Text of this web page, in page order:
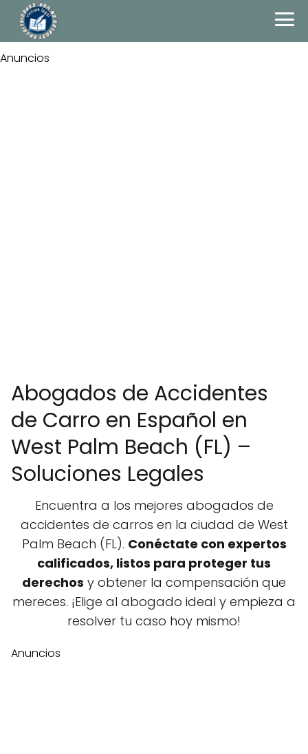
Anuncios
Abogados de Accidentes
de Carro en Español en
West Palm Beach (FL) –
Soluciones Legales
Encuentra a los mejores abogados de
accidentes de carros en la ciudad de West
Palm Beach (FL). Conéctate con expertos
calificados, listos para proteger tus
derechos y obtener la compensación que
mereces. ¡Elige al abogado ideal y empieza a
resolver tu caso hoy mismo!
Anuncios